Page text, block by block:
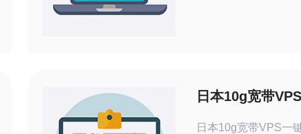
VPS亚马逊日本站固
服务器技术的
日本10g宽带
日本10g宽带VPS一